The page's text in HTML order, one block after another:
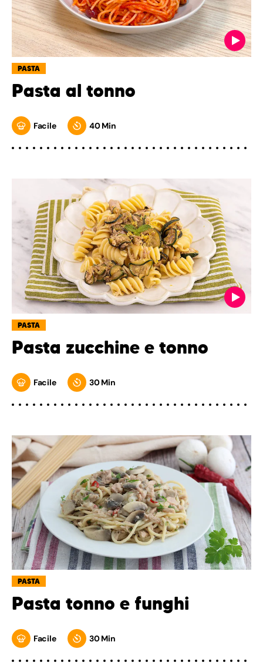
PASTA
Pasta al tonno
Facile 40 Min
PASTA
Pasta zucchine e tonno
Facile 30 Min
PASTA
Pasta tonno e funghi
Facile 30 Min